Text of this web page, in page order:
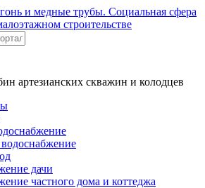
и медные трубы. Социальная сфера
строительстве
артезианских скважин и колодцев
дачи
частного дома и коттеджа